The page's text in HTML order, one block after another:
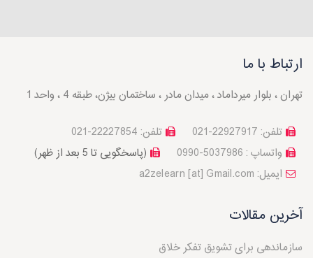
ارتباط با ما
تهران ، بلوار میرداماد ، میدان مادر ، ساختمان بیژن، طبقه 4 ، واحد 1
تلفن: 22227854-021
تلفن: 22927917-021
(پاسخگویی تا 5 بعد از ظهر)
واتساپ : 5037986-0990
a2zelearn [at] Gmail.com :ایمیل
آخرین مقالات
سازماندهی برای تشویق تفکر خلاق